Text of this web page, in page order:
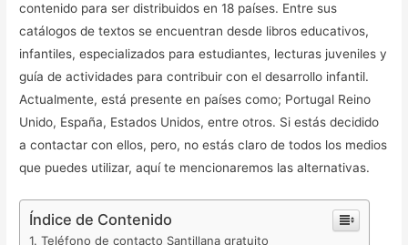
contenido para ser distribuidos en 18 países. Entre sus
catálogos de textos se encuentran desde libros educativos,
infantiles, especializados para estudiantes, lecturas juveniles y
guía de actividades para contribuir con el desarrollo infantil.
Actualmente, está presente en países como; Portugal Reino
Unido, España, Estados Unidos, entre otros. Si estás decidido
a contactar con ellos, pero, no estás claro de todos los medios
que puedes utilizar, aquí te mencionaremos las alternativas.
Índice de Contenido
Teléfono de contacto Santillana gratuito